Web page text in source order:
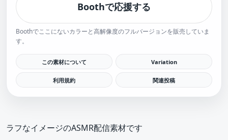
Boothで応援する
Boothでここにないカラーと高解像度のフルバージョンを販売していま
す。
この素材について Variation
利用規約 関連投稿
ラフなイメージのASMR配信素材です